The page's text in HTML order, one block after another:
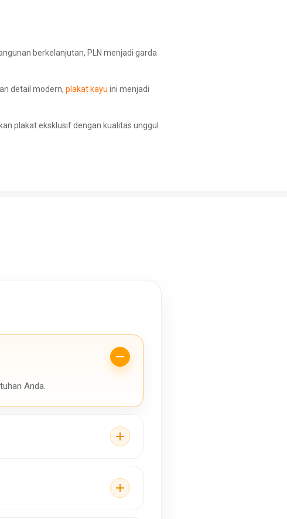
berkelanjutan, PLN menjadi garda
detail modern, plakat kayu ini menjadi
plakat eksklusif dengan kualitas unggul
Anda.